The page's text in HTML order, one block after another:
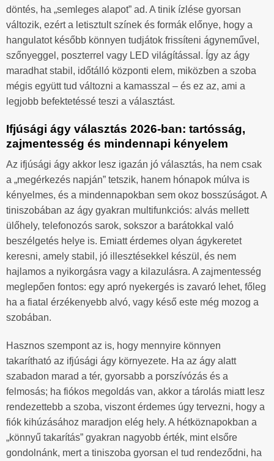
döntés, ha „semleges alapot” ad. A tinik ízlése gyorsan
változik, ezért a letisztult színek és formák előnye, hogy a
hangulatot később könnyen tudjátok frissíteni ágyneművel,
szőnyeggel, poszterrel vagy LED világítással. Így az ágy
maradhat stabil, időtálló központi elem, miközben a szoba
mégis együtt tud változni a kamasszal – és ez az, ami a
legjobb befektetéssé teszi a választást.
Ifjúsági ágy választás 2026-ban: tartósság,
zajmentesség és mindennapi kényelem
Az ifjúsági ágy akkor lesz igazán jó választás, ha nem csak
a „megérkezés napján” tetszik, hanem hónapok múlva is
kényelmes, és a mindennapokban sem okoz bosszúságot. A
tiniszobában az ágy gyakran multifunkciós: alvás mellett
ülőhely, telefonozós sarok, sokszor a barátokkal való
beszélgetés helye is. Emiatt érdemes olyan ágykeretet
keresni, amely stabil, jó illesztésekkel készül, és nem
hajlamos a nyikorgásra vagy a kilazulásra. A zajmentesség
meglepően fontos: egy apró nyekergés is zavaró lehet, főleg
ha a fiatal érzékenyebb alvó, vagy késő este még mozog a
szobában.
Hasznos szempont az is, hogy mennyire könnyen
takarítható az ifjúsági ágy környezete. Ha az ágy alatt
szabadon marad a tér, gyorsabb a porszívózás és a
felmosás; ha fiókos megoldás van, akkor a tárolás miatt lesz
rendezettebb a szoba, viszont érdemes úgy tervezni, hogy a
fiók kihúzásához maradjon elég hely. A hétköznapokban a
„könnyű takarítás” gyakran nagyobb érték, mint elsőre
gondolnánk, mert a tiniszoba gyorsan el tud rendeződni, ha